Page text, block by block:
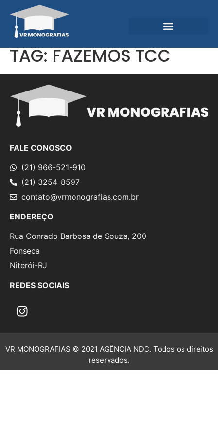
TAG:FAZEMOS TCC
FALE CONOSCO
(21) 966-521-910
(21) 3254-8597
contato@vrmonografias.com.br
ENDEREÇO
Rua Conrado Barbosa de Souza, 200
Fonseca
Niterói-RJ
REDES SOCIAIS
VR MONOGRAFIAS © 2021 AGÊNCIA NDC. Todos os direitos
reservados.